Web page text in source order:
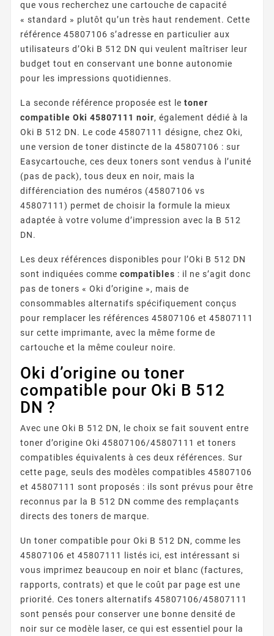
que vous recherchez une cartouche de capacité
« standard » plutôt qu’un très haut rendement. Cette
référence 45807106 s’adresse en particulier aux
utilisateurs d’Oki B 512 DN qui veulent maîtriser leur
budget tout en conservant une bonne autonomie
pour les impressions quotidiennes.
La seconde référence proposée est le toner
compatible Oki 45807111 noir, également dédié à la
Oki B 512 DN. Le code 45807111 désigne, chez Oki,
une version de toner distincte de la 45807106 : sur
Easycartouche, ces deux toners sont vendus à l’unité
(pas de pack), tous deux en noir, mais la
différenciation des numéros (45807106 vs
45807111) permet de choisir la formule la mieux
adaptée à votre volume d’impression avec la B 512
DN.
Les deux références disponibles pour l’Oki B 512 DN
sont indiquées comme compatibles : il ne s’agit donc
pas de toners « Oki d’origine », mais de
consommables alternatifs spécifiquement conçus
pour remplacer les références 45807106 et 45807111
sur cette imprimante, avec la même forme de
cartouche et la même couleur noire.
Oki d’origine ou toner
compatible pour Oki B 512
DN ?
Avec une Oki B 512 DN, le choix se fait souvent entre
toner d’origine Oki 45807106/45807111 et toners
compatibles équivalents à ces deux références. Sur
cette page, seuls des modèles compatibles 45807106
et 45807111 sont proposés : ils sont prévus pour être
reconnus par la B 512 DN comme des remplaçants
directs des toners de marque.
Un toner compatible pour Oki B 512 DN, comme les
45807106 et 45807111 listés ici, est intéressant si
vous imprimez beaucoup en noir et blanc (factures,
rapports, contrats) et que le coût par page est une
priorité. Ces toners alternatifs 45807106/45807111
sont pensés pour conserver une bonne densité de
noir sur ce modèle laser, ce qui est essentiel pour la